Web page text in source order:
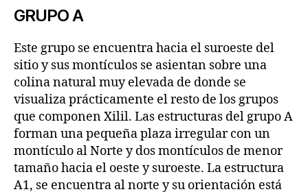
GRUPO A
Este grupo se encuentra hacia el suroeste del
sitio y sus montículos se asientan sobre una
colina natural muy elevada de donde se
visualiza prácticamente el resto de los grupos
que componen Xilil. Las estructuras del grupo A
forman una pequeña plaza irregular con un
montículo al Norte y dos montículos de menor
tamaño hacia el oeste y suroeste. La estructura
A1, se encuentra al norte y su orientación está